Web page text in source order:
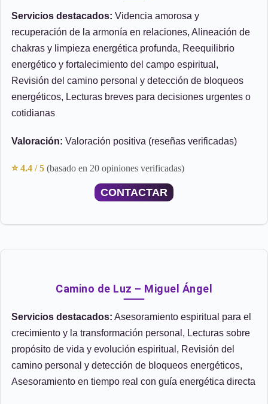
Servicios destacados: Videncia amorosa y
recuperación de la armonía en relaciones, Alineación de
chakras y limpieza energética profunda, Reequilibrio
energético y fortalecimiento del campo espiritual,
Revisión del camino personal y detección de bloqueos
energéticos, Lecturas breves para decisiones urgentes o
cotidianas
Valoración: Valoración positiva (reseñas verificadas)
⭐ 4.4 / 5 (basado en 20 opiniones verificadas)
CONTACTAR
Camino de Luz – Miguel Ángel
Servicios destacados: Asesoramiento espiritual para el
crecimiento y la transformación personal, Lecturas sobre
propósito de vida y evolución espiritual, Revisión del
camino personal y detección de bloqueos energéticos,
Asesoramiento en tiempo real con guía energética directa